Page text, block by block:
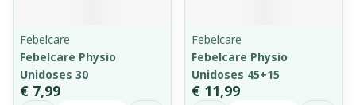
Febelcare
Febelcare Physio
Unidoses 30
€ 7,99
Febelcare
Febelcare Physio
Unidoses 45+15
€ 11,99